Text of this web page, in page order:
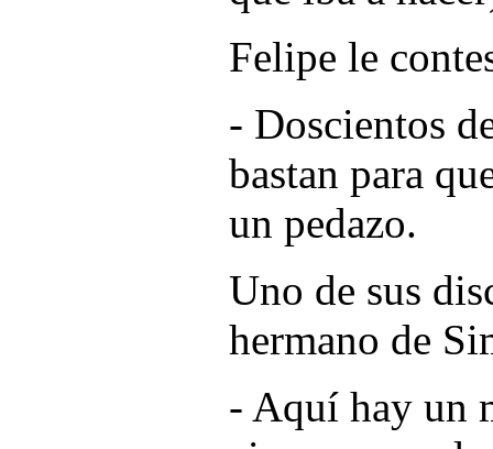
Felipe le
- Doscientos
bastan para
un pedazo.
Uno de sus
hermano de
- Aquí hay un